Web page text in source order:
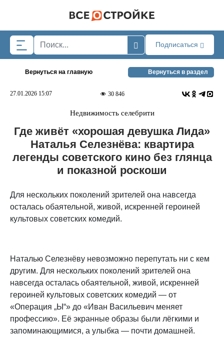
Подписаться
Вернуться на главную Вернуться в раздел
27.01.2026 15:07 30 846
Недвижимость селебрити
Где живёт «хорошая девушка Лида»
Наталья Селезнёва: квартира
легенды советского кино без глянца
и показной роскоши
Для нескольких поколений зрителей она навсегда
осталась обаятельной, живой, искренней героиней
культовых советских комедий.
Наталью Селезнёву невозможно перепутать ни с кем
другим. Для нескольких поколений зрителей она
навсегда осталась обаятельной, живой, искренней
героиней культовых советских комедий — от
«Операция „Ы“» до «Иван Васильевич меняет
профессию». Её экранные образы были лёгкими и
запоминающимися, а улыбка — почти домашней.